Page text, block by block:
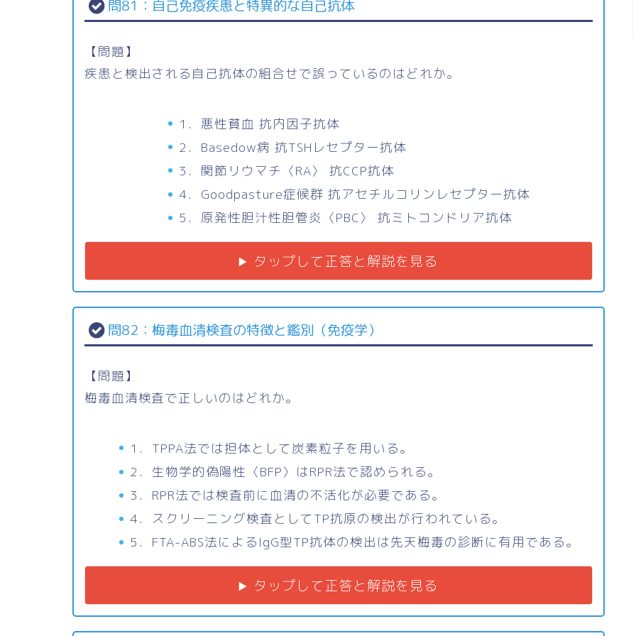
問81：自己免疫疾患と特異的な自己抗体
【問題】
疾患と検出される自己抗体の組合せで誤っているのはどれか。
1．悪性貧血 抗内因子抗体
2．Basedow病 抗TSHレセプター抗体
3．関節リウマチ〈RA〉 抗CCP抗体
4．Goodpasture症候群 抗アセチルコリンレセプター抗体
5．原発性胆汁性胆管炎〈PBC〉 抗ミトコンドリア抗体
タップして正答と解説を見る
問82：梅毒血清検査の特徴と鑑別（免疫学）
【問題】
梅毒血清検査で正しいのはどれか。
1．TPPA法では担体として炭素粒子を用いる。
2．生物学的偽陽性〈BFP〉はRPR法で認められる。
3．RPR法では検査前に血清の不活化が必要である。
4．スクリーニング検査としてTP抗原の検出が行われている。
5．FTA-ABS法によるIgG型TP抗体の検出は先天梅毒の診断に有用である。
タップして正答と解説を見る